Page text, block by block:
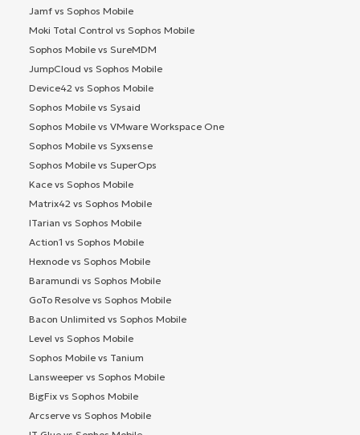
Jamf vs Sophos Mobile
Moki Total Control vs Sophos Mobile
Sophos Mobile vs SureMDM
JumpCloud vs Sophos Mobile
Device42 vs Sophos Mobile
Sophos Mobile vs Sysaid
Sophos Mobile vs VMware Workspace One
Sophos Mobile vs Syxsense
Sophos Mobile vs SuperOps
Kace vs Sophos Mobile
Matrix42 vs Sophos Mobile
ITarian vs Sophos Mobile
Action1 vs Sophos Mobile
Hexnode vs Sophos Mobile
Baramundi vs Sophos Mobile
GoTo Resolve vs Sophos Mobile
Bacon Unlimited vs Sophos Mobile
Level vs Sophos Mobile
Sophos Mobile vs Tanium
Lansweeper vs Sophos Mobile
BigFix vs Sophos Mobile
Arcserve vs Sophos Mobile